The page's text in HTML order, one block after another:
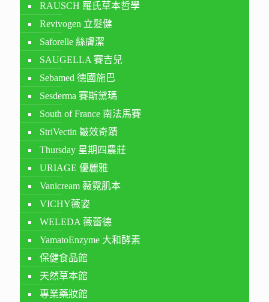
RAUSCH 羅氏草本哲學
Revivogen 立髮健
Saforelle 絲膚潔
SAUGELLA 賽吉兒
Sebamed 德國施巴
Sesderma 賽斯黛瑪
South of France 南法馬賽
StriVectin 皺效奇蹟
Thursday 星期四農莊
URIAGE 優麗雅
Vanicream 薇霓肌本
VICHY薇姿
WELEDA 薇蕾德
YamatoEnzyme 大和酵素
保健食品館
天然草本館
專業藥妝館